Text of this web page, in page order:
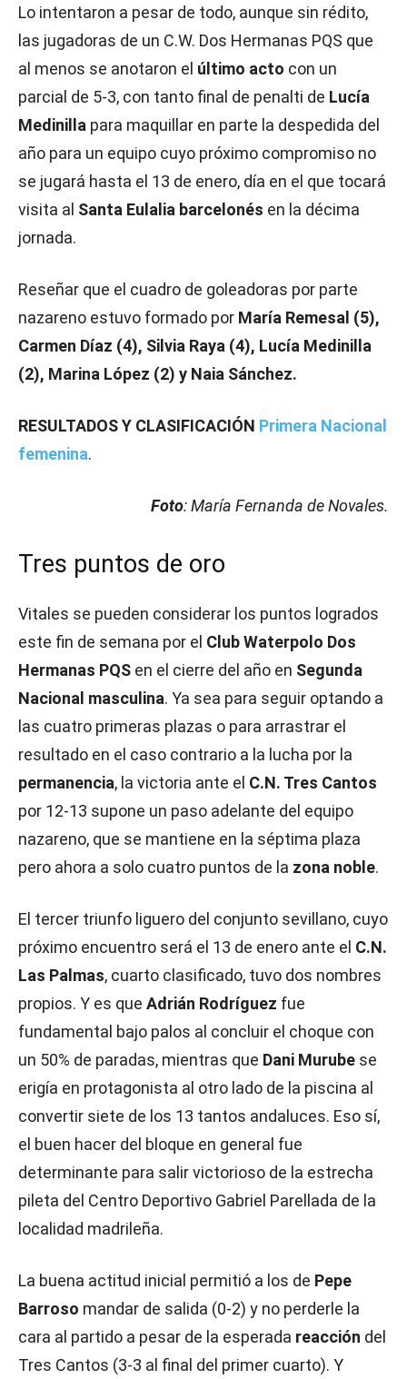
Lo intentaron a pesar de todo, aunque sin rédito,
las jugadoras de un C.W. Dos Hermanas PQS que
al menos se anotaron el último acto con un
parcial de 5-3, con tanto final de penalti de Lucía
Medinilla para maquillar en parte la despedida del
año para un equipo cuyo próximo compromiso no
se jugará hasta el 13 de enero, día en el que tocará
visita al Santa Eulalia barcelonés en la décima
jornada.
Reseñar que el cuadro de goleadoras por parte
nazareno estuvo formado por María Remesal (5),
Carmen Díaz (4), Silvia Raya (4), Lucía Medinilla
(2), Marina López (2) y Naia Sánchez.
RESULTADOS Y CLASIFICACIÓN Primera Nacional
femenina.
Foto: María Fernanda de Novales.
Tres puntos de oro
Vitales se pueden considerar los puntos logrados
este fin de semana por el Club Waterpolo Dos
Hermanas PQS en el cierre del año en Segunda
Nacional masculina. Ya sea para seguir optando a
las cuatro primeras plazas o para arrastrar el
resultado en el caso contrario a la lucha por la
permanencia, la victoria ante el C.N. Tres Cantos
por 12-13 supone un paso adelante del equipo
nazareno, que se mantiene en la séptima plaza
pero ahora a solo cuatro puntos de la zona noble.
El tercer triunfo liguero del conjunto sevillano, cuyo
próximo encuentro será el 13 de enero ante el C.N.
Las Palmas, cuarto clasificado, tuvo dos nombres
propios. Y es que Adrián Rodríguez fue
fundamental bajo palos al concluir el choque con
un 50% de paradas, mientras que Dani Murube se
erigía en protagonista al otro lado de la piscina al
convertir siete de los 13 tantos andaluces. Eso sí,
el buen hacer del bloque en general fue
determinante para salir victorioso de la estrecha
pileta del Centro Deportivo Gabriel Parellada de la
localidad madrileña.
La buena actitud inicial permitió a los de Pepe
Barroso mandar de salida (0-2) y no perderle la
cara al partido a pesar de la esperada reacción del
Tres Cantos (3-3 al final del primer cuarto). Y